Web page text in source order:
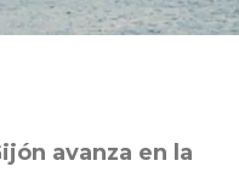
avanza en la